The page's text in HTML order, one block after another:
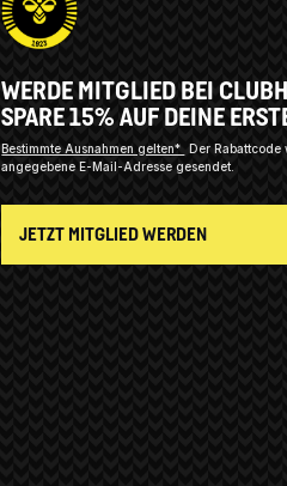
WERDE MITGLIED BEI
SPARE 15% AUF DEINE
Bestimmte Ausnahmen gelten* Der Rabattcode
angegebene E-Mail-Adresse gesendet.
JETZT MITGLIED WERDEN